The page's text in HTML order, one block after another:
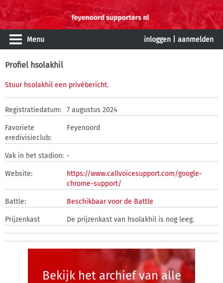
Menu inloggen aanmelden
Profiel hsolakhil
Stuur hsolakhil een privébericht.
Registratiedatum: 7 augustus 2024
Favoriete
eredivisieclub:
Feyenoord
Vak in het stadion: -
Website:
https://www.callvoicesupport.com/google-
chrome-support/
Battle: Beschikbaar voor de Battle
Prijzenkast De prijzenkast van hsolakhil is nog leeg.
Bekijk het archief van alle